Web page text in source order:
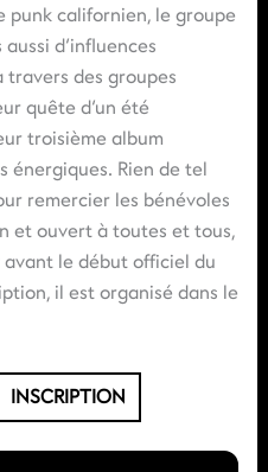
punk californien, le groupe
d’influences
des groupes
quête d’un été
troisième album
énergiques. Rien de tel
remercier les bénévoles
et ouvert à toutes et tous,
le début officiel du
il est organisé dans le
INSCRIPTION